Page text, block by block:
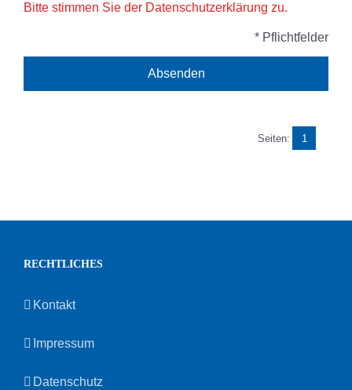
Bitte stimmen Sie der Datenschutzerklärung zu.
* Pflichtfelder
Seiten: 1
RECHTLICHES
Kontakt
Impressum
Datenschutz